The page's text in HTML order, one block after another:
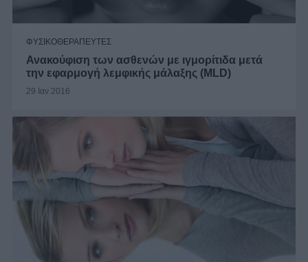
ΦΥΣΙΚΟΘΕΡΑΠΕΥΤΕΣ
Ανακούφιση των ασθενών με ιγμορίτιδα μετά
την εφαρμογή λεμφικής μάλαξης (ΜLD)
29 Ιαν 2016